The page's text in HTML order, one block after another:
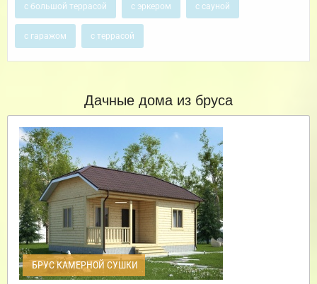
с большой террасой с эркером с сауной
с гаражом с террасой
Дачные дома из бруса
БРУС КАМЕРНОЙ СУШКИ